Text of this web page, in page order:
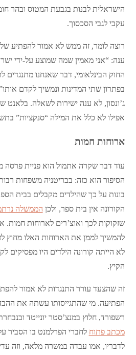
הישראלית לבנות בגבעת המטוס ובהר
עקבי לגבי הסכסוך.
רוצה לומר, זה ממש לא אמור להפתיע
ענה: “אני מאמין שמה שמוצע על-ידי
החוק הבינלאומי, דבר שאנחנו מתנגדים
בפתרון שתי המדינות ונמשיך לקדם
ג’ונסון, לא ענה ישירות לשאלה. בלאנט
אפילו לא כלל את המילה “סנקציות”
ארוחות חמות
עוד דבר שקרה אתמול הוא פניית
הסיפור הוא כזה: בבריטניה משפחות
בונות על כך שהילדים מקבלים בבית
הקורונה אין בית ספר, ולכן הממשלה
שזקוקות לכך ואוצ’רים לארוחות
להמשיך לממן את הארוחות האלו מחוץ
לא הייתה קורונה הילדים היו מפסיקים
הקיץ.
זה שהצעד עורר התנגדות לא אמור
הפתיעה. מי שהתגייסותו עשתה את
רשפורד, חלוץ במנצ’סטר יונייטד
מכתב פתוח לחברי הפרלמנט בו הסביר
לדבריו, אמו עבדה במשרה מלאה, וזה